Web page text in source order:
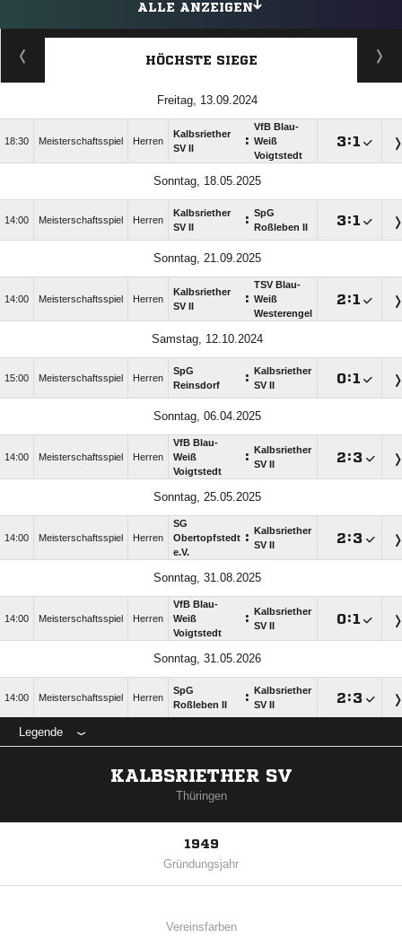
ALLE ANZEIGEN
HÖCHSTE SIEGE
Freitag, 13.09.2024
18:30 Meisterschaftsspiel Herren
Kalbsriether
SV II
:
VfB Blau-
Weiß
Voigtstedt
:
Sonntag, 18.05.2025
14:00 Meisterschaftsspiel Herren
Kalbsriether
SV II
: SpG
Roßleben II
:
Sonntag, 21.09.2025
14:00 Meisterschaftsspiel Herren
Kalbsriether
SV II
:
TSV Blau-
Weiß
Westerengel
:
Samstag, 12.10.2024
15:00 Meisterschaftsspiel Herren
SpG
Reinsdorf
:
Kalbsriether
SV II
:
Sonntag, 06.04.2025
14:00 Meisterschaftsspiel Herren
VfB Blau-
Weiß
Voigtstedt
:
Kalbsriether
SV II
:
Sonntag, 25.05.2025
14:00 Meisterschaftsspiel Herren
SG
Obertopfstedt
e.V.
:
Kalbsriether
SV II
:
Sonntag, 31.08.2025
14:00 Meisterschaftsspiel Herren
VfB Blau-
Weiß
Voigtstedt
:
Kalbsriether
SV II
:
Sonntag, 31.05.2026
14:00 Meisterschaftsspiel Herren
SpG
Roßleben II
:
Kalbsriether
SV II
:
Legende
KALBSRIETHER SV
Thüringen
1949
Gründungsjahr
Vereinsfarben